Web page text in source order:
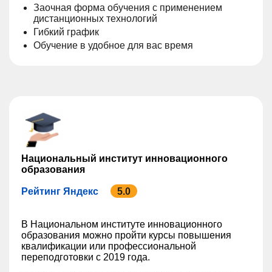
Заочная форма обучения с применением
дистанционных технологий
Гибкий график
Обучение в удобное для вас время
Национальный институт инновационного
образования
Рейтинг Яндекс 5.0
В Национальном институте инновационного
образования можно пройти курсы повышения
квалификации или профессиональной
переподготовки с 2019 года.